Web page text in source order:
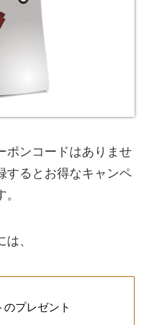
ポンコードはありませ
するとお得なキャンペ
、
プレゼント